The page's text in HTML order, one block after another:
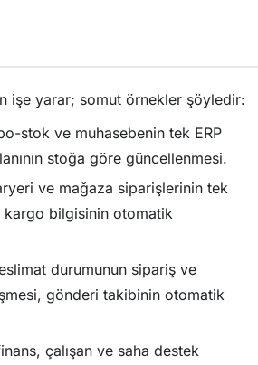
işe yarar; somut örnekler şöyledir:
stok ve muhasebenin tek ERP
stoğa göre güncellenmesi.
ve mağaza siparişlerinin tek
kargo bilgisinin otomatik
durumunun sipariş ve
gönderi takibinin otomatik
çalışan ve saha destek